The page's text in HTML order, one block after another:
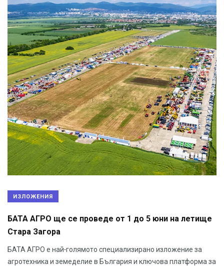
ИЗЛОЖЕНИЯ
БАТА АГРО ще се проведе от 1 до 5 юни на летище
Стара Загора
БАТА АГРО е най-голямото специализирано изложение за
агротехника и земеделие в България и ключова платформа за